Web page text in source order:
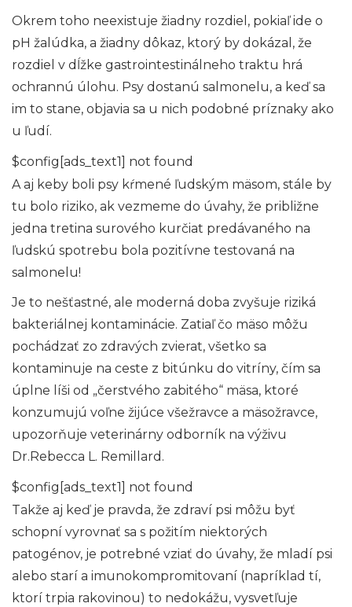
Okrem toho neexistuje žiadny rozdiel, pokiaľ ide o
pH žalúdka, a žiadny dôkaz, ktorý by dokázal, že
rozdiel v dĺžke gastrointestinálneho traktu hrá
ochrannú úlohu. Psy dostanú salmonelu, a keď sa
im to stane, objavia sa u nich podobné príznaky ako
u ľudí.
$config[ads_text1] not found
A aj keby boli psy kŕmené ľudským mäsom, stále by
tu bolo riziko, ak vezmeme do úvahy, že približne
jedna tretina surového kurčiat predávaného na
ľudskú spotrebu bola pozitívne testovaná na
salmonelu!
Je to nešťastné, ale moderná doba zvyšuje riziká
bakteriálnej kontaminácie. Zatiaľ čo mäso môžu
pochádzať zo zdravých zvierat, všetko sa
kontaminuje na ceste z bitúnku do vitríny, čím sa
úplne líši od „čerstvého zabitého“ mäsa, ktoré
konzumujú voľne žijúce všežravce a mäsožravce,
upozorňuje veterinárny odborník na výživu
Dr.Rebecca L. Remillard.
$config[ads_text1] not found
Takže aj keď je pravda, že zdraví psi môžu byť
schopní vyrovnať sa s požitím niektorých
patogénov, je potrebné vziať do úvahy, že mladí psi
alebo starí a imunokompromitovaní (napríklad tí,
ktorí trpia rakovinou) to nedokážu, vysvetľuje